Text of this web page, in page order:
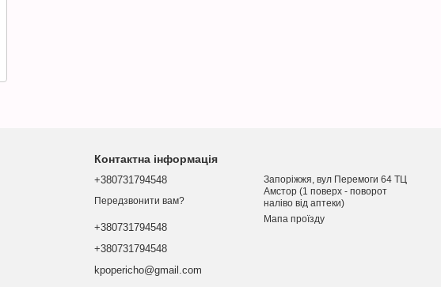
Контактна інформація
+380731794548
Передзвонити вам?
+380731794548
+380731794548
kpopericho@gmail.com
Запоріжжя, вул Перемоги 64 ТЦ
Амстор (1 поверх - поворот
наліво від аптеки)
Мапа проїзду